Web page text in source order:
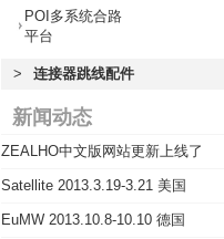
POI多系统合路
平台
> 连接器跳线配件
新闻动态
ZEALHO中文版网站更新上线了
Satellite 2013.3.19-3.21 美国
EuMW 2013.10.8-10.10 德国